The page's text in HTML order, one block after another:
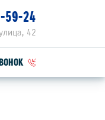
42
59-24